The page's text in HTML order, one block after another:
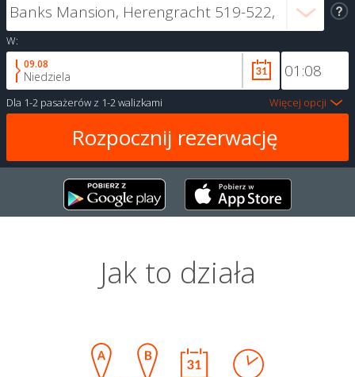
W:
09.08
Niedziela
Dla 1-2 pasażerów z 1-2 walizkami Więcej opcji
Jak to działa